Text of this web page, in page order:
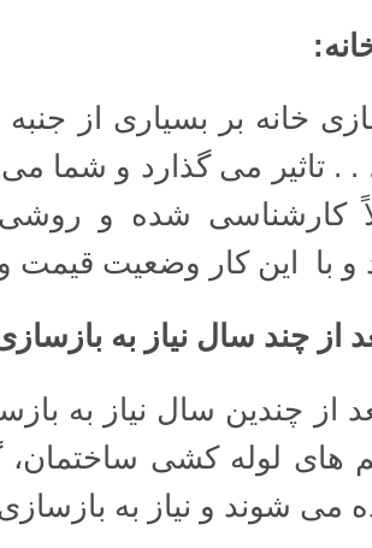
:
خانه بر بسیاری از جنبه
تاثیر می گذارد و شما می
کارشناسی شده و روشی
و با این کار وضعیت قیمت
از چند سال نیاز به
از چندین سال نیاز به
های لوله کشی
می شوند و نیاز به